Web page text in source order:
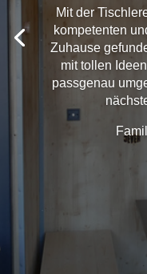
Mit der
kompetenten
Zuhause
mit tollen
passgenau